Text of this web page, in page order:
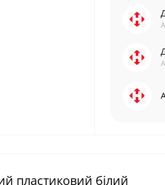
пластиковий білий